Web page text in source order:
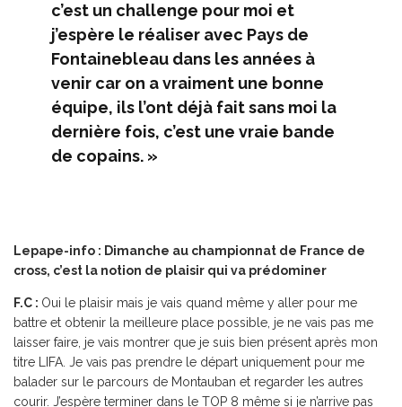
c’est un challenge pour moi et
j’espère le réaliser avec Pays de
Fontainebleau dans les années à
venir car on a vraiment une bonne
équipe, ils l’ont déjà fait sans moi la
dernière fois, c’est une vraie bande
de copains. »
Lepape-info : Dimanche au championnat de France de
cross, c’est la notion de plaisir qui va prédominer
F.C : Oui le plaisir mais je vais quand même y aller pour me
battre et obtenir la meilleure place possible, je ne vais pas me
laisser faire, je vais montrer que je suis bien présent après mon
titre LIFA. Je vais pas prendre le départ uniquement pour me
balader sur le parcours de Montauban et regarder les autres
courir. J’espère terminer dans le TOP 8 même si je n’arrive pas